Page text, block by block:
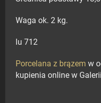
Waga ok. 2 kg.
lu 712
Porcelana z brązem w
kupienia online w